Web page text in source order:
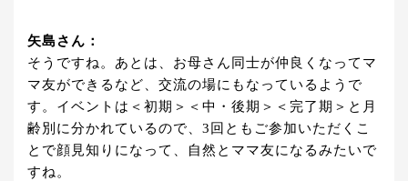
矢島さん：
そうですね。あとは、お母さん同士が仲良くなってマ
マ友ができるなど、交流の場にもなっているようで
す。イベントは＜初期＞＜中・後期＞＜完了期＞と月
齢別に分かれているので、3回ともご参加いただくこ
とで顔見知りになって、自然とママ友になるみたいで
すね。